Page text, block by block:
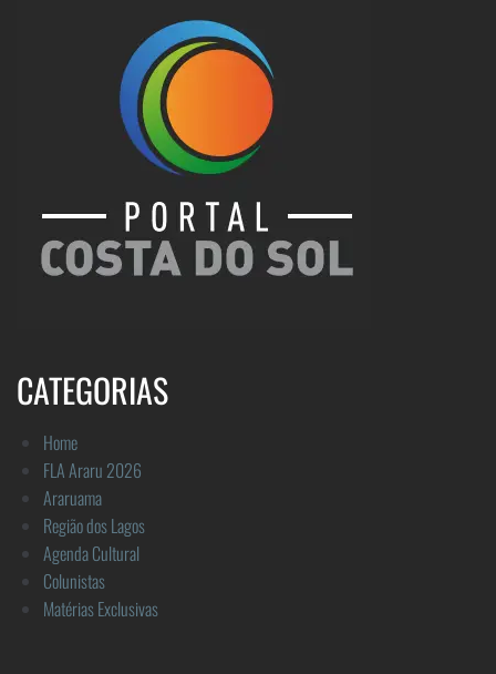
CATEGORIAS
Home
FLA Araru 2026
Araruama
Região dos Lagos
Agenda Cultural
Colunistas
Matérias Exclusivas